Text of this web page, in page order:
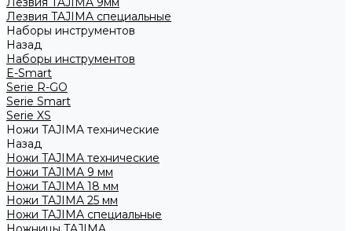
Лезвия TAJIMA специальные
Наборы инструментов
Назад
Наборы инструментов
E-Smart
Serie R-GO
Serie Smart
Serie XS
Ножи TAJIMA технические
Назад
Ножи TAJIMA технические
Ножи TAJIMA 9 мм
Ножи TAJIMA 18 мм
Ножи TAJIMA 25 мм
Ножи TAJIMA специальные